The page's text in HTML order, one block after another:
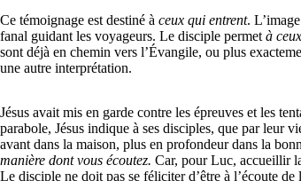
Ce témoignage est destiné à ceux qui entrent.
fanal guidant les voyageurs. Le disciple permet à
sont déjà en chemin vers l’Évangile, ou plus
une autre interprétation.
Jésus avait mis en garde contre les épreuves et les
parabole, Jésus indique à ses disciples, que par leur
avant dans la maison, plus en profondeur dans la
manière dont vous écoutez. Car, pour Luc, accueillir
Le disciple ne doit pas se féliciter d’être à l’écoute